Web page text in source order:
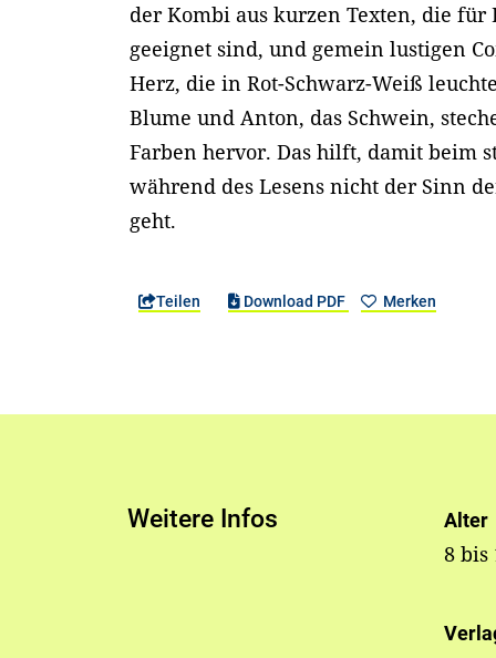
der Kombi aus kurzen Texten, die für
geeignet sind, und gemein lustigen
Herz, die in Rot-Schwarz-Weiß
Blume und Anton, das Schwein,
Farben hervor. Das hilft, damit beim
während des Lesens nicht der Sinn
geht.
Teilen Download PDF Merken
Weitere Infos Alter
8 bis